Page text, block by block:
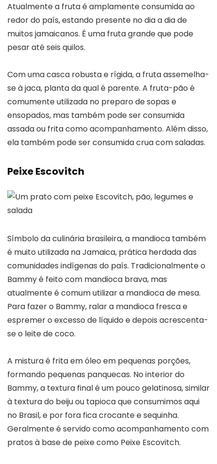
Atualmente a fruta é amplamente consumida ao
redor do país, estando presente no dia a dia de
muitos jamaicanos. É uma fruta grande que pode
pesar até seis quilos.
Com uma casca robusta e rígida, a fruta assemelha-
se à jaca, planta da qual é parente. A fruta-pão é
comumente utilizada no preparo de sopas e
ensopados, mas também pode ser consumida
assada ou frita como acompanhamento. Além disso,
ela também pode ser consumida crua com saladas.
Peixe Escovitch
Símbolo da culinária brasileira, a mandioca também
é muito utilizada na Jamaica, prática herdada das
comunidades indígenas do país. Tradicionalmente o
Bammy é feito com mandioca brava, mas
atualmente é comum utilizar a mandioca de mesa.
Para fazer o Bammy, ralar a mandioca fresca e
espremer o excesso de líquido e depois acrescenta-
se o leite de coco.
A mistura é frita em óleo em pequenas porções,
formando pequenas panquecas. No interior do
Bammy, a textura final é um pouco gelatinosa, similar
à textura do beiju ou tapioca que consumimos aqui
no Brasil, e por fora fica crocante e sequinha.
Geralmente é servido como acompanhamento com
pratos à base de peixe como Peixe Escovitch.